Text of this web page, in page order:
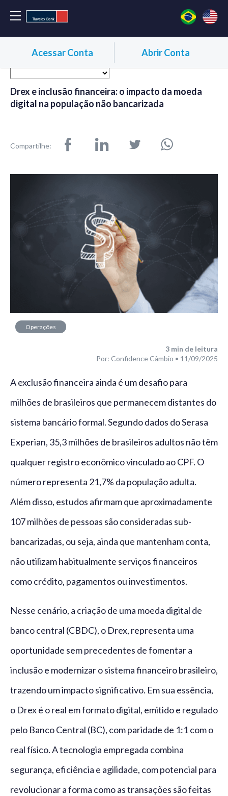
Acessar Conta Abrir Conta
Drex e inclusão financeira: o impacto da moeda
digital na população não bancarizada
Compartilhe:
Operações
3 min de leitura
Por: Confidence Câmbio • 11/09/2025
A exclusão financeira ainda é um desafio para
milhões de brasileiros que permanecem distantes do
sistema bancário formal. Segundo dados do Serasa
Experian, 35,3 milhões de brasileiros adultos não têm
qualquer registro econômico vinculado ao CPF. O
número representa 21,7% da população adulta.
Além disso, estudos afirmam que aproximadamente
107 milhões de pessoas são consideradas sub-
bancarizadas, ou seja, ainda que mantenham conta,
não utilizam habitualmente serviços financeiros
como crédito, pagamentos ou investimentos.
Nesse cenário, a criação de uma moeda digital de
banco central (CBDC), o Drex, representa uma
oportunidade sem precedentes de fomentar a
inclusão e modernizar o sistema financeiro brasileiro,
trazendo um impacto significativo. Em sua essência,
o Drex é o real em formato digital, emitido e regulado
pelo Banco Central (BC), com paridade de 1:1 com o
real físico. A tecnologia empregada combina
segurança, eficiência e agilidade, com potencial para
revolucionar a forma como as transações são feitas